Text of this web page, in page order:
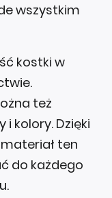
wszystkim
kostki w
też
kolory. Dzięki
ten
do każdego